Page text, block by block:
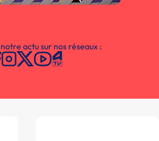
actu sur nos réseaux :